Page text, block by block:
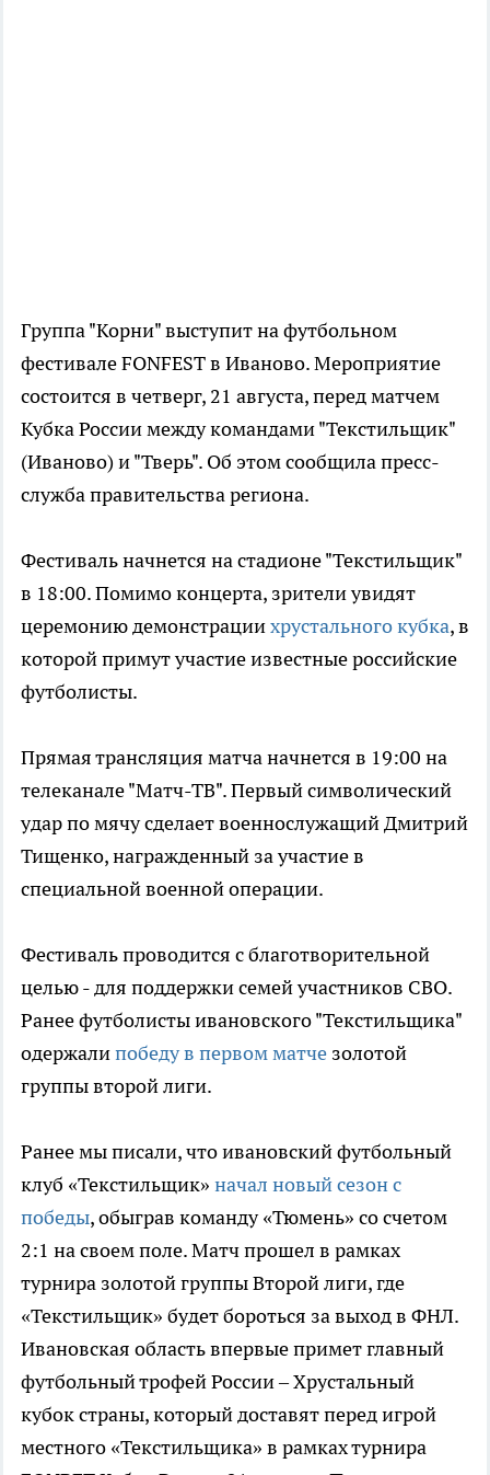
Группа "Корни" выступит на футбольном
фестивале FONFEST в Иваново. Мероприятие
состоится в четверг, 21 августа, перед матчем
Кубка России между командами "Текстильщик"
(Иваново) и "Тверь". Об этом сообщила пресс-
служба правительства региона.
Фестиваль начнется на стадионе "Текстильщик"
в 18:00. Помимо концерта, зрители увидят
церемонию демонстрациихрустального кубка, в
которой примут участие известные российские
футболисты.
Прямая трансляция матча начнется в 19:00 на
телеканале "Матч-ТВ". Первый символический
удар по мячу сделает военнослужащий Дмитрий
Тищенко, награжденный за участие в
специальной военной операции.
Фестиваль проводится с благотворительной
целью - для поддержки семей участников СВО.
Ранее футболисты ивановского "Текстильщика"
одержалипобеду в первом матче золотой
группы второй лиги.
Ранее мы писали, что ивановский футбольный
клуб «Текстильщик» начал новый сезон с
победы, обыграв команду «Тюмень» со счетом
2:1 на своем поле. Матч прошел в рамках
турнира золотой группы Второй лиги, где
«Текстильщик» будет бороться за выход в ФНЛ.
Ивановская область впервые примет главный
футбольный трофей России – Хрустальный
кубок страны, который доставят перед игрой
местного «Текстильщика» в рамках турнира